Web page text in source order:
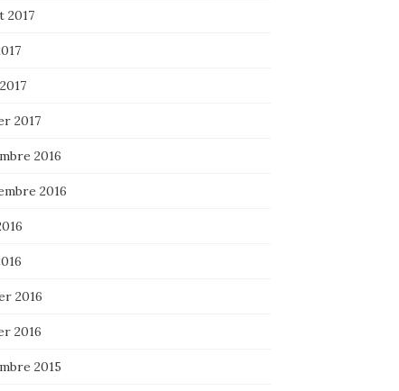
2017
2017
2016
2016
2016
2016
2015